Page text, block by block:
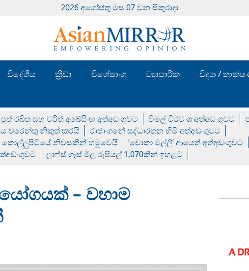
2026 අගෝස්‍තු මස 07 වන සිකුරාදා
විදේශීය ක්‍රීඩා විශේෂාංග ව්‍යාපාරික විද්‍යා /
රඛිත සහ චරිත් අබේසිංහ අත්අඩංගුවට විමල් වීරවංශ අත්අඩංගුවට
වරෙන්තු නිකුත් කරයි
රාජාංගනේ සද්ධාරතන හිමි අත්අඩංගුවට
කොල්ලුපිටියේ නිවසකින් හමුවෙයි
‘චොකා මල්ලි’ ආයෙත් අත්අඩංගුවට
ලාෆ්ස් ගෑස් මිල රුපියල් 1,070කින් ඉහළට
– වහාම